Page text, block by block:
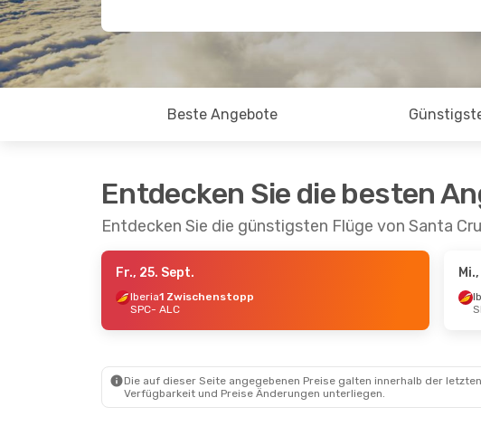
Beste Angebote
Entdecken Sie die besten
Entdecken Sie die günstigsten Flüge von Santa
Fr., 25. Sept.
Iberia1 Zwischenstopp
SPC- ALC
Die auf dieser Seite angegebenen Preise galten innerhalb der
Verfügbarkeit und Preise Änderungen unterliegen.